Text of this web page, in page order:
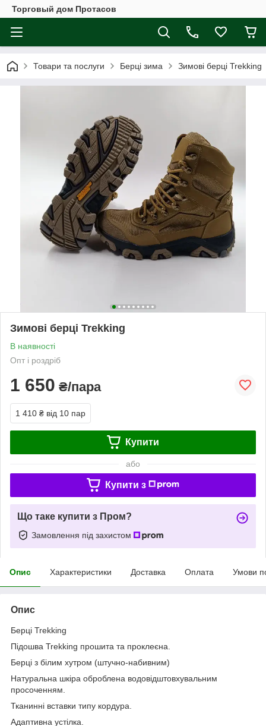
Торговый дом Протасов
Товари та послуги Берці зима Зимові берці Trekking
Зимові берці Trekking
В наявності
Опт і роздріб
1 650 ₴/пара
1 410 ₴ від 10 пар
Купити
або
Купити з
Що таке купити з Пром?
Замовлення під захистом
Опис Характеристики Доставка Оплата Умови
Опис
Берці Trekking
Підошва Trekking прошита та проклеєна.
Берці з білим хутром (штучно-набивним)
Натуральна шкіра оброблена водовідштовхувальним
просоченням.
Тканинні вставки типу кордура.
Адаптивна устілка.